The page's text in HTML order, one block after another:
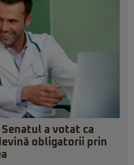
a votat ca
obligatorii prin